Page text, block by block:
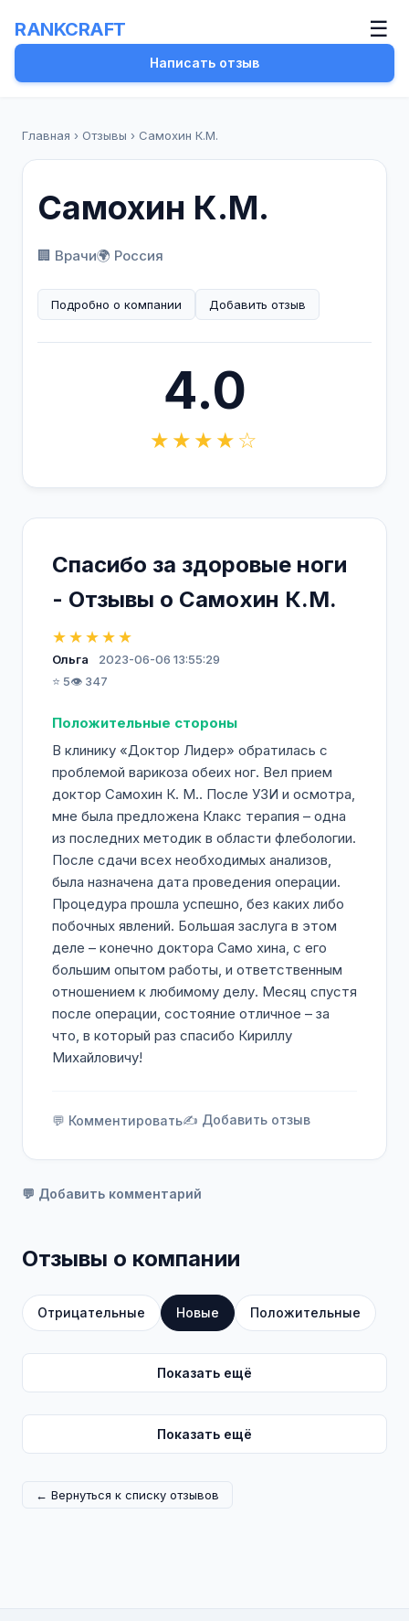
RANKCRAFT ☰
Написать отзыв
Главная › Отзывы › Самохин К.М.
Самохин К.М.
🏢 Врачи🌍 Россия
Подробно о компании Добавить отзыв
4.0
★★★★☆
Спасибо за здоровые ноги
- Отзывы о Самохин К.М.
★★★★★
Ольга
2023-06-06 13:55:29
⭐ 5👁️ 347
Положительные стороны
В клинику «Доктор Лидер» обратилась с
проблемой варикоза обеих ног. Вел прием
доктор Самохин К. М.. После УЗИ и осмотра,
мне была предложена Клакс терапия – одна
из последних методик в области флебологии.
После сдачи всех необходимых анализов,
была назначена дата проведения операции.
Процедура прошла успешно, без каких либо
побочных явлений. Большая заслуга в этом
деле – конечно доктора Само хина, с его
большим опытом работы, и ответственным
отношением к любимому делу. Месяц спустя
после операции, состояние отличное – за
что, в который раз спасибо Кириллу
Михайловичу!
💬 Комментировать✍️ Добавить отзыв
💬 Добавить комментарий
Отзывы о компании
Отрицательные Новые Положительные
Показать ещё
Показать ещё
← Вернуться к списку отзывов